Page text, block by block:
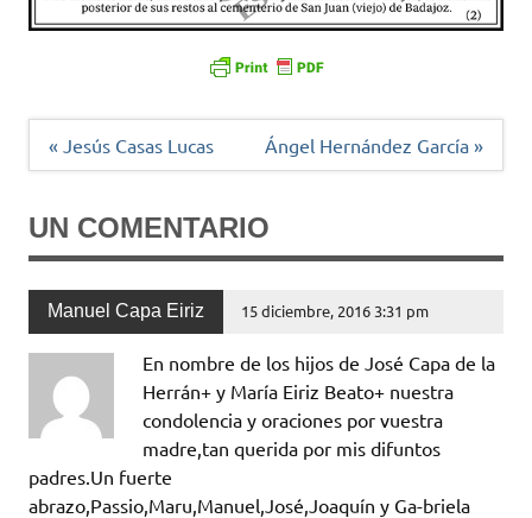
Navegación
« Jesús Casas Lucas Ángel Hernández García »
UN COMENTARIO
Manuel Capa Eiriz 15 diciembre, 2016 3:31 pm
En nombre de los hijos de José Capa de la
Herrán+ y María Eiriz Beato+ nuestra
condolencia y oraciones por vuestra
madre,tan querida por mis difuntos
padres.Un fuerte
abrazo,Passio,Maru,Manuel,José,Joaquín y Ga-briela